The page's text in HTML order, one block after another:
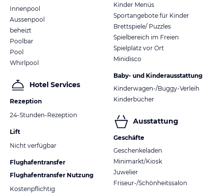
Innenpool
Aussenpool
beheizt
Poolbar
Pool
Whirlpool
Hotel Services
Rezeption
24-Stunden-Rezeption
Lift
Nicht verfügbar
Flughafentransfer
Flughafentransfer Nutzung
Kostenpflichtig
Kinder Menüs
Sportangebote für Kinder
Brettspiele/ Puzzles
Spielbereich im Freien
Spielplatz vor Ort
Minidisco
Baby- und Kinderausstattung
Kinderwagen-/Buggy-Verleih
Kinderbücher
Ausstattung
Geschäfte
Geschenkeladen
Minimarkt/Kiosk
Juwelier
Friseur-/Schönheitssalon